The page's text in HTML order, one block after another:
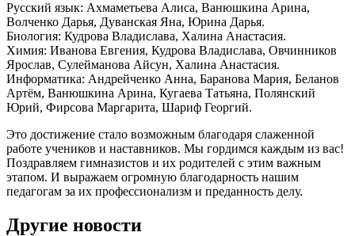
Русский язык: Ахмаметьева Алиса, Ванюшкина Арина,
Волченко Дарья, Дуванская Яна, Юрина Дарья.
Биология: Кудрова Владислава, Халина Анастасия.
Химия: Иванова Евгения, Кудрова Владислава, Овчинников
Ярослав, Сулейманова Айсун, Халина Анастасия.
Информатика: Андрейченко Анна, Баранова Мария, Беланов
Артём, Ванюшкина Арина, Кугаева Татьяна, Полянский
Юрий, Фирсова Маргарита, Шариф Георгий.
Это достижение стало возможным благодаря слаженной
работе учеников и наставников. Мы гордимся каждым из вас!
Поздравляем гимназистов и их родителей с этим важным
этапом. И выражаем огромную благодарность нашим
педагогам за их профессионализм и преданность делу.
Другие новости